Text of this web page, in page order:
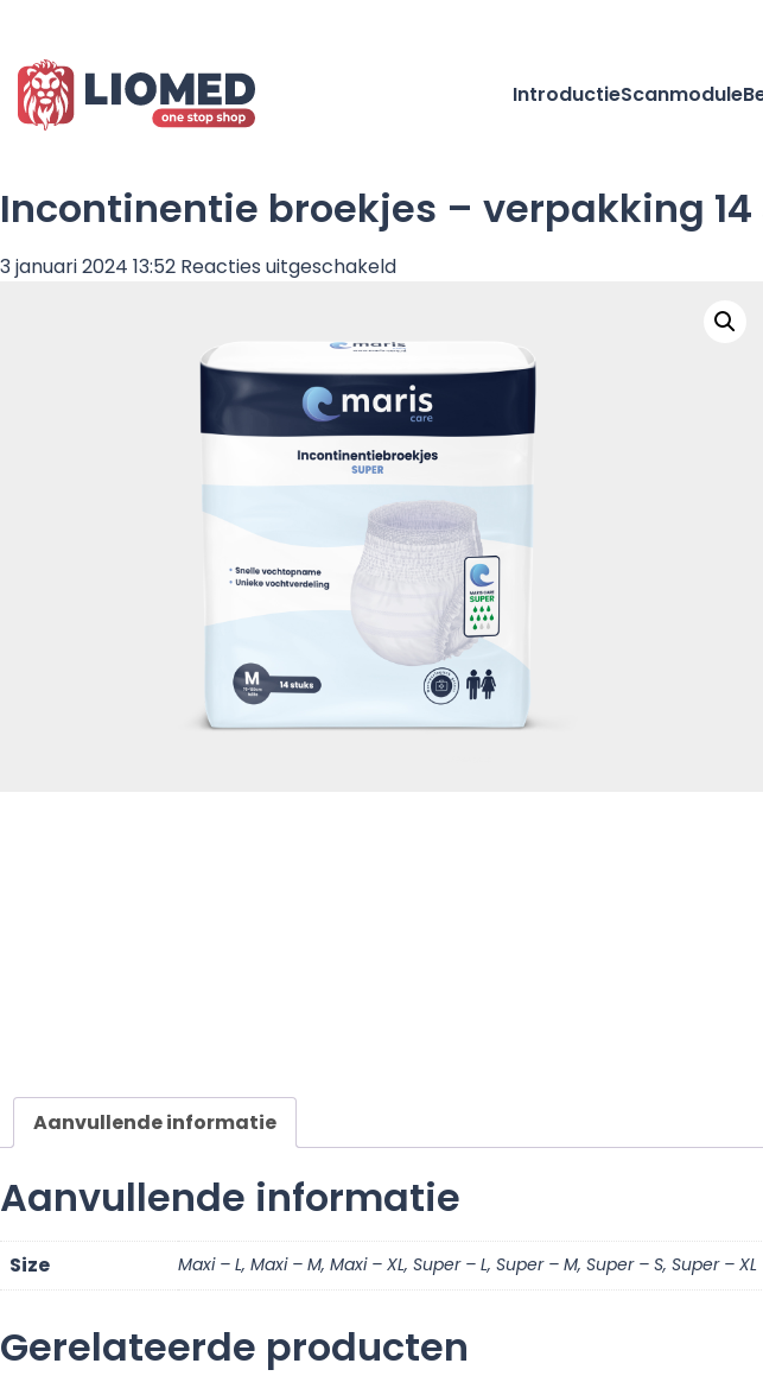
IntroductieScanmodule
Incontinentie broekjes – verpakking
3 januari 2024 13:52 Reacties uitgeschakeldvoor
–
verpakking
14
stuks
Aanvullende informatie
Aanvullende informatie
Size Maxi – L, Maxi – M, Maxi – XL, Super – L, Super – M, Super – S, Super – XL
Gerelateerde producten